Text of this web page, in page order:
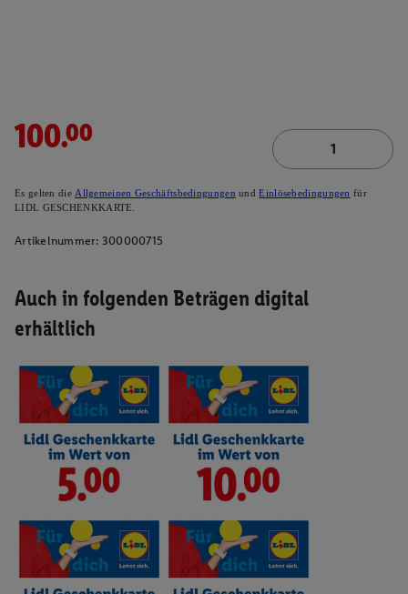
100.00
Es gelten dieAllgemeinen Geschäftsbedingungen undEinlösebedingungen für
LIDL GESCHENKKARTE.
Artikelnummer: 300000715
Auch in folgenden Beträgen digital
erhältlich